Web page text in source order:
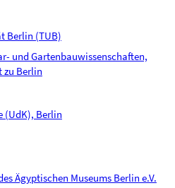
Berlin (TUB)
und Gartenbauwissenschaften,
Berlin
(UdK), Berlin
Ägyptischen Museums Berlin e.V.